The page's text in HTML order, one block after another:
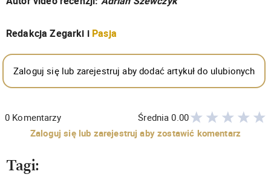
Redakcja Zegarki i Pasja
Zaloguj się lub zarejestruj aby dodać artykuł do ulubionych
0 Komentarzy Średnia0.00
Zaloguj się lub zarejestruj aby zostawić komentarz
Tagi: